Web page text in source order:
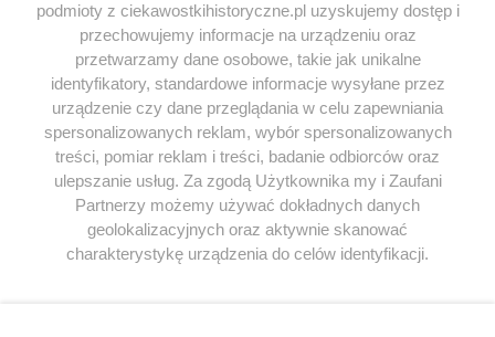
SERWIS
SPOŁECZNOŚĆ
WSPÓŁPRACA
KONTAKT
ODWIEDŹ RÓWNIEŻ:
podmioty z ciekawostkihistoryczne.pl uzyskujemy dostęp i
przechowujemy informacje na urządzeniu oraz
przetwarzamy dane osobowe, takie jak unikalne
identyfikatory, standardowe informacje wysyłane przez
urządzenie czy dane przeglądania w celu zapewniania
spersonalizowanych reklam, wybór spersonalizowanych
treści, pomiar reklam i treści, badanie odbiorców oraz
ulepszanie usług. Za zgodą Użytkownika my i Zaufani
Partnerzy możemy używać dokładnych danych
geolokalizacyjnych oraz aktywnie skanować
charakterystykę urządzenia do celów identyfikacji.